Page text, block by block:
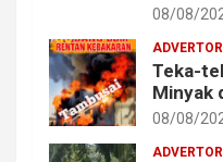
08/08/
Teka-
Minyak
08/08/